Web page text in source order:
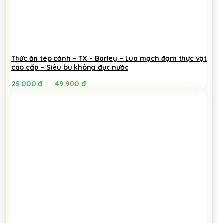
Thức ăn tép cảnh – TX – Barley – Lúa mạch đạm thực vật
cao cấp – Siêu bu không đục nước
25.000 đ – 49.900 đ